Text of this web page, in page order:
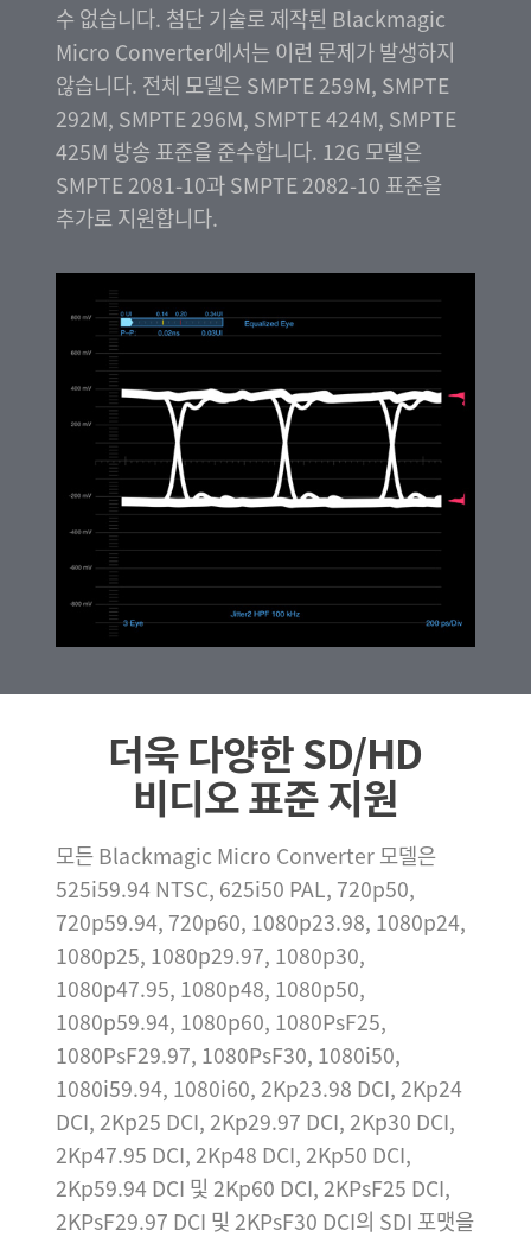
수 없습니다. 첨단 기술로 제작된 Blackmagic
Micro Converter에서는 이런 문제가 발생하지
않습니다. 전체 모델은 SMPTE 259M, SMPTE
292M, SMPTE 296M, SMPTE 424M, SMPTE
425M 방송 표준을 준수합니다. 12G 모델은
SMPTE 2081-10과 SMPTE 2082-10 표준을
추가로 지원합니다.
더욱 다양한SD/HD
비디오 표준 지원
모든 Blackmagic Micro Converter 모델은
525i59.94 NTSC, 625i50 PAL, 720p50,
720p59.94, 720p60, 1080p23.98, 1080p24,
1080p25, 1080p29.97, 1080p30,
1080p47.95, 1080p48, 1080p50,
1080p59.94, 1080p60, 1080PsF25,
1080PsF29.97, 1080PsF30, 1080i50,
1080i59.94, 1080i60, 2Kp23.98 DCI, 2Kp24
DCI, 2Kp25 DCI, 2Kp29.97 DCI, 2Kp30 DCI,
2Kp47.95 DCI, 2Kp48 DCI, 2Kp50 DCI,
2Kp59.94 DCI 및 2Kp60 DCI, 2KPsF25 DCI,
2KPsF29.97 DCI 및 2KPsF30 DCI의 SDI 포맷을